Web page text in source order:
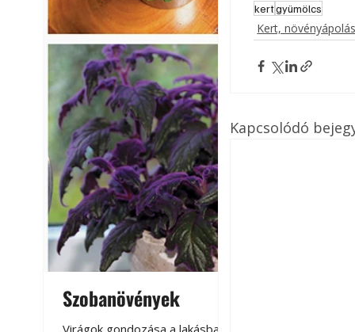
Szobanövények
kertgyümölcs
Kert, növényápolás
Kapcsolódó